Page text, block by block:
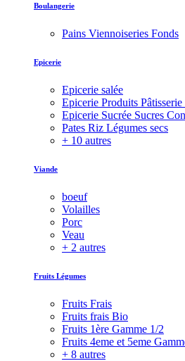
Boulangerie
Pains Viennoiseries Fonds
Epicerie
Epicerie salée
Epicerie Produits
Epicerie Sucrée Sucres
Pates Riz Légumes secs
+ 10 autres
Viande
boeuf
Volailles
Porc
Veau
+ 2 autres
Fruits Légumes
Fruits Frais
Fruits frais Bio
Fruits 1ère Gamme 1/2
Fruits 4eme et 5eme
+ 8 autres